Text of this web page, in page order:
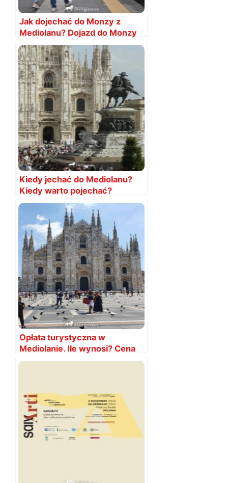
Jak dojechać do Monzy z
Mediolanu? Dojazd do Monzy
Kiedy jechać do Mediolanu?
Kiedy warto pojechać?
Opłata turystyczna w
Mediolanie. Ile wynosi? Cena